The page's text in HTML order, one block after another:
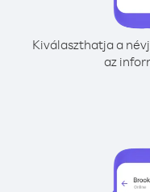
Kiválaszthatja a
az